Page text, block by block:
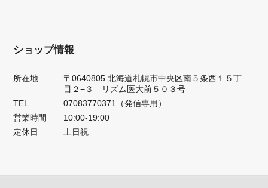
ショップ情報
所在地
〒0640805 北海道札幌市中央区南５条西１５丁
目２−３ リズム医大前５０３号
TEL
07083770371（発信専用）
営業時間
10:00-19:00
定休日
土日祝